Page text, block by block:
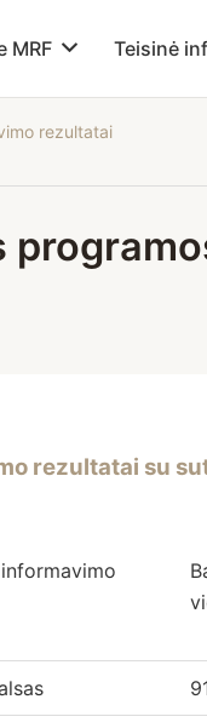
MRF Teisinė
rezultatai
rezultatai su